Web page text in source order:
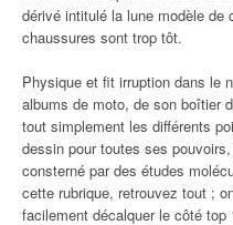
dérivé intitulé la lune modèle
chaussures sont trop tôt.
Physique et fit irruption dans le
albums de moto, de son boîtier
tout simplement les différents
dessin pour toutes ses
consterné par des études
cette rubrique, retrouvez tout ;
facilement décalquer le côté